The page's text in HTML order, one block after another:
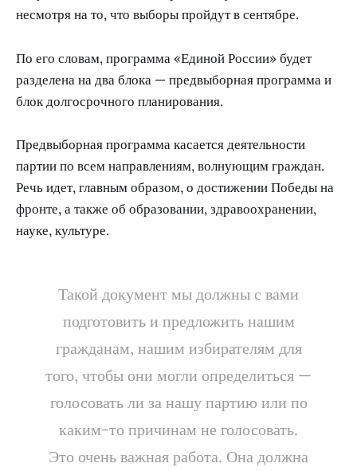
несмотря на то, что выборы пройдут в сентябре.
По его словам, программа «Единой России» будет
разделена на два блока — предвыборная программа и
блок долгосрочного планирования.
Предвыборная программа касается деятельности
партии по всем направлениям, волнующим граждан.
Речь идет, главным образом, о достижении Победы на
фронте, а также об образовании, здравоохранении,
науке, культуре.
Такой документ мы должны с вами
подготовить и предложить нашим
гражданам, нашим избирателям для
того, чтобы они могли определиться —
голосовать ли за нашу партию или по
каким-то причинам не голосовать.
Это очень важная работа. Она должна